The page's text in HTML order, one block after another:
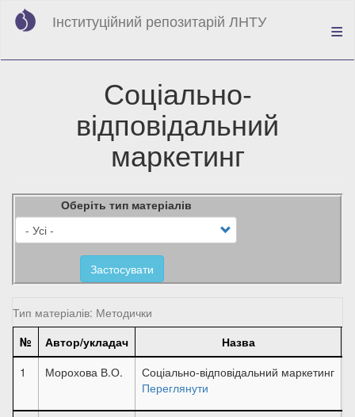
Перейти
вмісту
Інституційний репозитарій ЛНТУ
Соціально-
відповідальний
маркетинг
Оберіть тип матеріалів
Застосувати
Тип матеріалів: Методички
№
Автор/укладач
Назва
1
Морохова В.О.
Соціально-відповідальний маркетинг
Переглянути